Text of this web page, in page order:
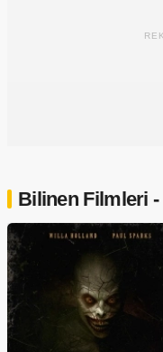
Bilinen Filmleri -